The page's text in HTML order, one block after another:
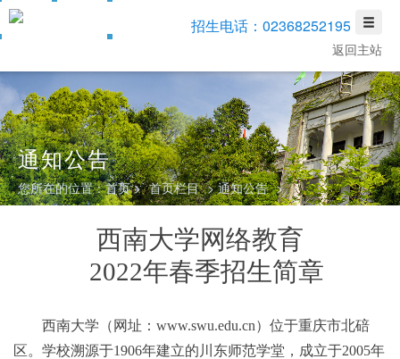
招生电话：02368252195
返回主站
通知公告
您所在的位置：首页 > 首页栏目 >通知公告 >
西南大学网络教育
2022年春季招生简章
西南大学 （网址： www.swu.edu.cn）位于重庆市北碚
区。 学校溯源于1906年建立的川东师范学堂，成立于2005年